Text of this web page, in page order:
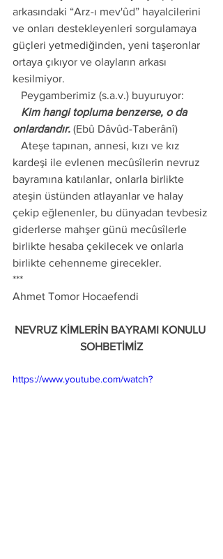
arkasındaki “Arz-ı mev'ûd” hayalcilerini
ve onları destekleyenleri sorgulamaya
güçleri yetmediğinden, yeni taşeronlar
ortaya çıkıyor ve olayların arkası
kesilmiyor.
   Peygamberimiz (s.a.v.) buyuruyor:
onlardandır. (Ebû Dâvûd-Taberânî)
kardeşi ile evlenen mecûsîlerin nevruz
bayramına katılanlar, onlarla birlikte
ateşin üstünden atlayanlar ve halay
çekip eğlenenler, bu dünyadan tevbesiz
giderlerse mahşer günü mecûsîlerle
birlikte hesaba çekilecek ve onlarla
birlikte cehenneme girecekler.
***
Ahmet Tomor Hocaefendi
NEVRUZ KİMLERİN BAYRAMI KONULU
SOHBETİMİZ
https://www.youtube.com/watch?